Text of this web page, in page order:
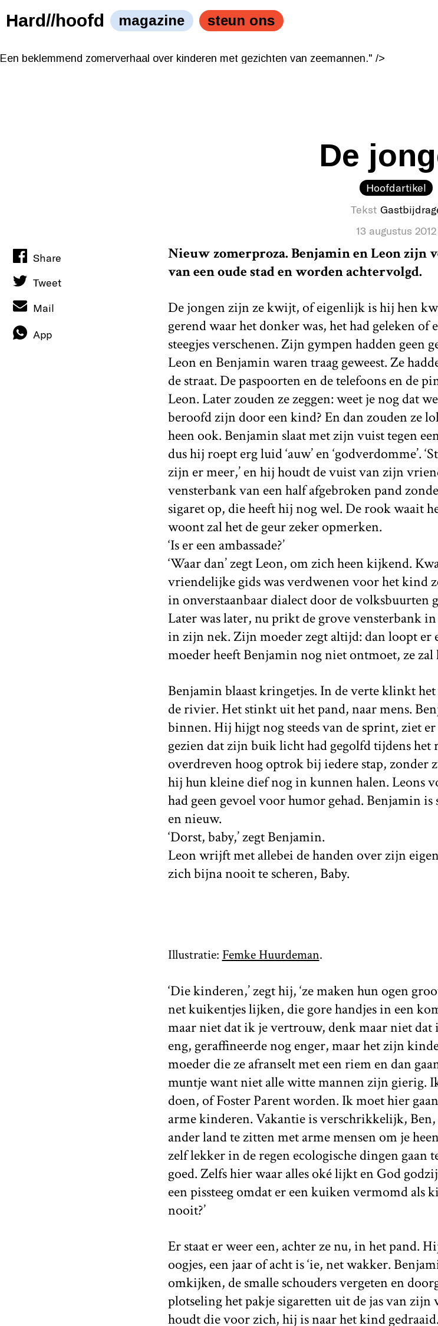
Een beklemmend zomerverhaal over kinderen met gezichten van zeemannen." />
Een beklemmend zomerverhaal over kinderen met gezichten van zeemannen." />
Hard//hoofd magazine steun ons
De
Hoofdartikel
Tekst
13 augustus 2012
Nieuw zomerproza. Benjamin en Leon zijn
van een oude stad en worden achtervolgd.
De jongen zijn ze kwijt, of eigenlijk is hij hen
gerend waar het donker was, het had geleken
steegjes verschenen. Zijn gympen hadden geen
Leon en Benjamin waren traag geweest. Ze
de straat. De paspoorten en de telefoons en de
Leon. Later zouden ze zeggen: weet je nog dat
beroofd zijn door een kind? En dan zouden ze
heen ook. Benjamin slaat met zijn vuist tegen
dus hij roept erg luid ‘auw’ en ‘godverdomme’.
zijn er meer,’ en hij houdt de vuist van zijn
vensterbank van een half afgebroken pand
sigaret op, die heeft hij nog wel. De rook waait
woont zal het de geur zeker opmerken.
‘Is er een ambassade?’
‘Waar dan’ zegt Leon, om zich heen kijkend.
vriendelijke gids was verdwenen voor het kind
in onverstaanbaar dialect door de volksbuurten
Later was later, nu prikt de grove vensterbank
in zijn nek. Zijn moeder zegt altijd: dan loopt er
moeder heeft Benjamin nog niet ontmoet, ze
Benjamin blaast kringetjes. In de verte klinkt
de rivier. Het stinkt uit het pand, naar mens.
binnen. Hij hijgt nog steeds van de sprint, ziet
gezien dat zijn buik licht had gegolfd tijdens
overdreven hoog optrok bij iedere stap, zonder
hij hun kleine dief nog in kunnen halen. Leons
had geen gevoel voor humor gehad. Benjamin
en nieuw.
‘Dorst, baby,’ zegt Benjamin.
Leon wrijft met allebei de handen over zijn
zich bijna nooit te scheren, Baby.
Illustratie: Femke Huurdeman.
‘Die kinderen,’ zegt hij, ‘ze maken hun ogen
net kuikentjes lijken, die gore handjes in een
maar niet dat ik je vertrouw, denk maar niet
eng, geraffineerde nog enger, maar het zijn
moeder die ze afranselt met een riem en dan
muntje want niet alle witte mannen zijn gierig.
doen, of Foster Parent worden. Ik moet hier
arme kinderen. Vakantie is verschrikkelijk,
ander land te zitten met arme mensen om je
zelf lekker in de regen ecologische dingen gaan
goed. Zelfs hier waar alles oké lijkt en God
een pissteeg omdat er een kuiken vermomd als
nooit?’
Er staat er weer een, achter ze nu, in het pand.
oogjes, een jaar of acht is ‘ie, net wakker.
omkijken, de smalle schouders vergeten en
plotseling het pakje sigaretten uit de jas van
houdt die voor zich, hij is naar het kind gedraaid.
Share
Tweet
Mail
App